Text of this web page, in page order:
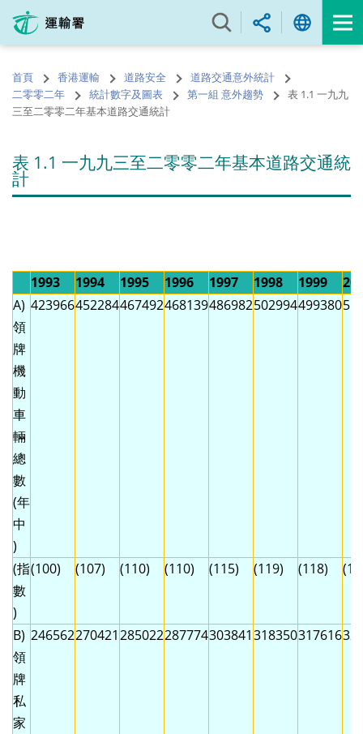
內
的
開
始
首頁 香港運輸 道路安全
道路交通意外統計
二零零二年
統計數字及圖表 第一組 意外趨勢
表 1.1 一九九
三至二零零二年基本道路交通統計
表 1.1 一九九三至二零零二年基本道路交通統
計
1993 1994 1995 1996 1997 1998 1999
A)
領
牌
機
動
車
輛
總
數
(年
中
)
423966452284467492468139486982502994499380
(指
數
)
(100) (107) (110) (110) (115) (119) (118)
B)
領
牌
私
家
246562270421285022287774303841318350317616